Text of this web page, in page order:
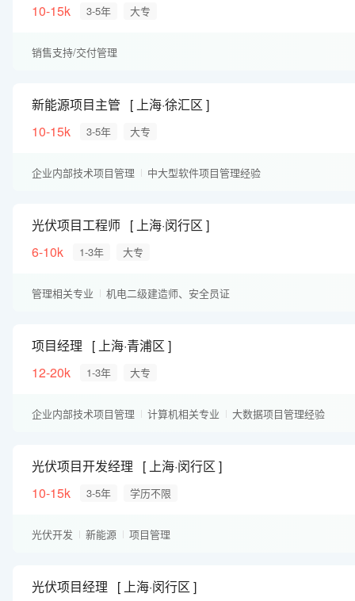
10-15k
3-5年 大专
销售支持/交付管理
新能源项目主管
上海·徐汇区
10-15k
3-5年 大专
企业内部技术项目管理
中大型软件项目管理经验
光伏项目工程师
上海·闵行区
6-10k
1-3年 大专
管理相关专业 机电二级建造师、安全员证
项目经理
上海·青浦区
12-20k
1-3年 大专
企业内部技术项目管理 计算机相关专业
大数据项目管理经验
光伏项目开发经理
上海·闵行区
10-15k
3-5年 学历不限
光伏开发 新能源 项目管理
光伏项目经理
上海·闵行区